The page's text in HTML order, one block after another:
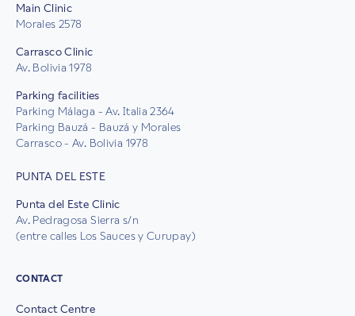
Main Clinic
Morales 2578
Carrasco Clinic
Av. Bolivia 1978
Parking facilities
Parking Málaga - Av. Italia 2364
Parking Bauzá - Bauzá y Morales
Carrasco - Av. Bolivia 1978
PUNTA DEL ESTE
Punta del Este Clinic
Av. Pedragosa Sierra s/n
(entre calles Los Sauces y Curupay)
CONTACT
Contact Centre